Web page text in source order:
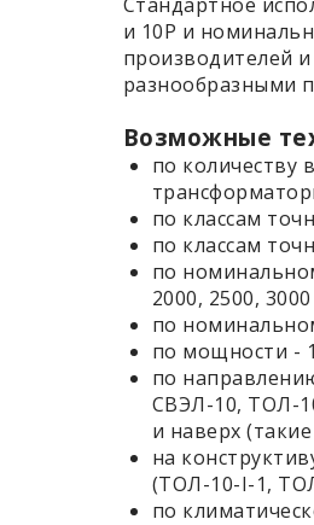
и 10P и
производителей
разнообразными
Возможные
по количеству
по классам
по классам
по
2000, 2500,
по
по мощности -
по
СВЭЛ-10, ТОЛ-
и наверх
на
(ТОЛ-10-I-1,
по